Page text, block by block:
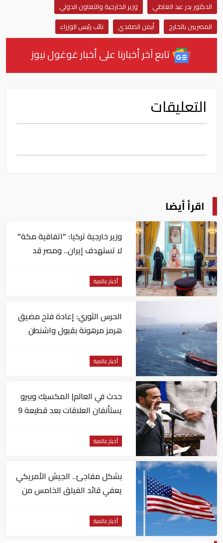
الدكتور بدر عبد العاطي
وزير الخارجية والتعاون الدولي
المصريين بالخارج
أيمن الصفدي نائب رئيس الوزراء
تابع آخر أخبارنا على أخبار غوغول نيوز
التعليقات
اقرأ أيضا
وزير خارجية تركيا: "اتفاقية مكة"
لا تستهدف إيران.. ومصر قد
أخبار عالمية
الحرس الثوري: إعادة فتح مضيق
هرمز مرهونة بقبول واشنطن
أخبار عالمية
حدث في العالم| المكسيك وبيرو
يستأنفان العلاقات بعد قطيعة 9
لكولومبيا
أخبار عالمية
بشكل مفاجئ.. الجيش الأمريكي
يعفي قائد الفيلق الخامس من
أخبار عالمية